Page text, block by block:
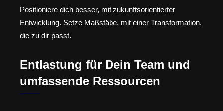
Positioniere dich besser, mit zukunftsorientierter
Entwicklung. Setze Maßstäbe, mit einer Transformation,
die zu dir passt.
Entlastung für Dein Team und
umfassende Ressourcen